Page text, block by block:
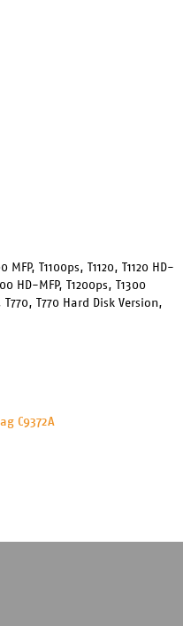
T1100ps, T1120, T1120 HD-
HD-MFP, T1200ps, T1300
T770 Hard Disk Version,
C9372A